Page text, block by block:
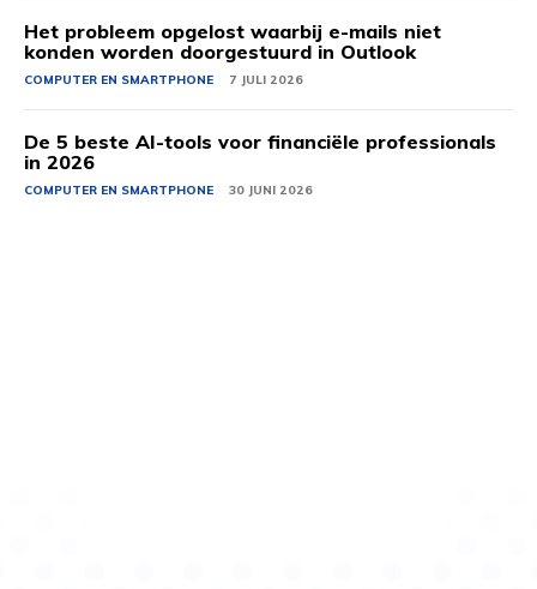
Het probleem opgelost waarbij e-mails niet
konden worden doorgestuurd in Outlook
COMPUTER EN SMARTPHONE 7 JULI 2026
De 5 beste AI-tools voor financiële professionals
in 2026
COMPUTER EN SMARTPHONE 30 JUNI 2026